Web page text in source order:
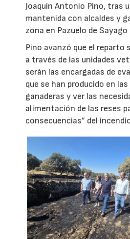
Joaquín Antonio Pino, tras
mantenida con alcaldes y
zona en Pazuelo de Sayago
Pino avanzó que el reparto
a través de las unidades
serán las encargadas de
que se han producido en
ganaderas y ver las
alimentación de las reses
consecuencias” del